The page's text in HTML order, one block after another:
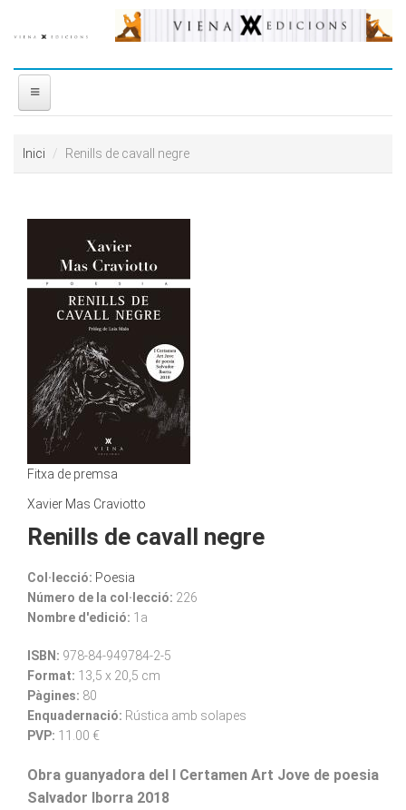
PREMIS
CONTACTE
Inici Renills de cavall negre
Fitxa de premsa
Xavier Mas Craviotto
Renills de cavall negre
Col·lecció: Poesia
Número de la col·lecció: 226
Nombre d'edició: 1a
ISBN: 978-84-949784-2-5
Format: 13,5 x 20,5 cm
Pàgines: 80
Enquadernació: Rústica amb solapes
PVP: 11.00 €
Obra guanyadora del I Certamen Art Jove de poesia
Salvador Iborra 2018